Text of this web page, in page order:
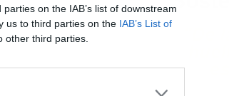
on the IAB’s list of downstream
us to third parties on the IAB’s List of
other third parties.